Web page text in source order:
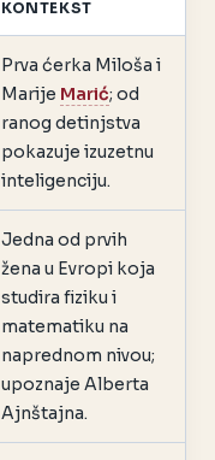
KONTEKST
Prva ćerka Miloša i
Marije Marić; od
ranog detinjstva
pokazuje izuzetnu
inteligenciju.
Jedna od prvih
žena u Evropi koja
studira fiziku i
matematiku na
naprednom nivou;
upoznaje Alberta
Ajnštajna.